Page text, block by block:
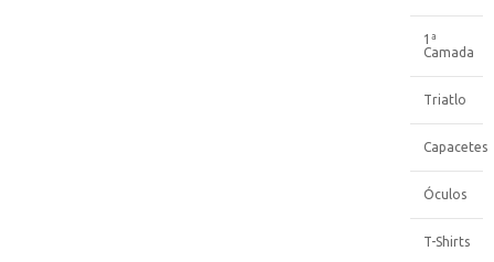
1ª
Camada
Triatlo
Capacetes
Óculos
T-Shirts